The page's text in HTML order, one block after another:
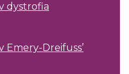
dystrofia
Emery-Dreifuss’